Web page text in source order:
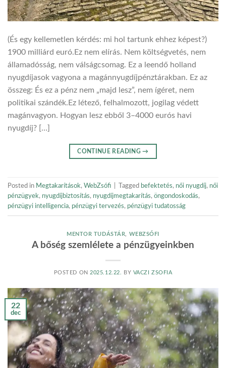
(És egy kellemetlen kérdés: mi hol tartunk ehhez képest?)
1900 milliárd euró.Ez nem elírás. Nem költségvetés, nem
államadósság, nem válságcsomag. Ez a leendő holland
nyugdíjasok vagyona a magánnyugdíjpénztárakban. Ez az
összeg: És ez a pénz nem „majd lesz”, nem ígéret, nem
politikai szándék.Ez létező, felhalmozott, jogilag védett
magánvagyon. Hogyan lesz ebből 3–4000 eurós havi
nyugdíj? […]
CONTINUE READING→
Posted in Megtakarítások, WebZsófi Tagged befektetés, női nyugdíj, női
pénzügyek, nyugdíjbiztosítás, nyugdíjmegtakarítás, öngondoskodás,
pénzügyi intelligencia, pénzügyi tervezés, pénzügyi tudatosság
MENTOR TUDÁSTÁR WEBZSÓFI
A bőség szemlélete a pénzügyeinkben
POSTED ON2025.12.22. BY VACZI ZSOFIA
22
dec